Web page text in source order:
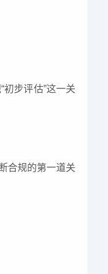
步评估”这一关
合规的第一道关